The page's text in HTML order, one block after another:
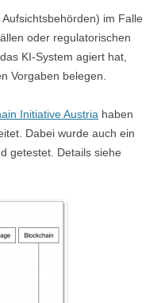
im Falle
oder regulatorischen
KI‑System agiert hat,
Vorgaben belegen.
Initiative Austria haben
Dabei wurde auch ein
getestet. Details siehe